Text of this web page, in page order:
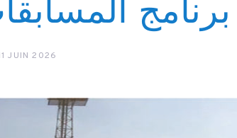
برنامج
JUIN 2026
NATATION
المفتوحة 5كم